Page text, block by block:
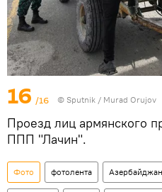
16 /16 © Sputnik / Murad Orujov
Проезд лиц армянского
ППП "Лачин".
Фото фотолента Азербайджан